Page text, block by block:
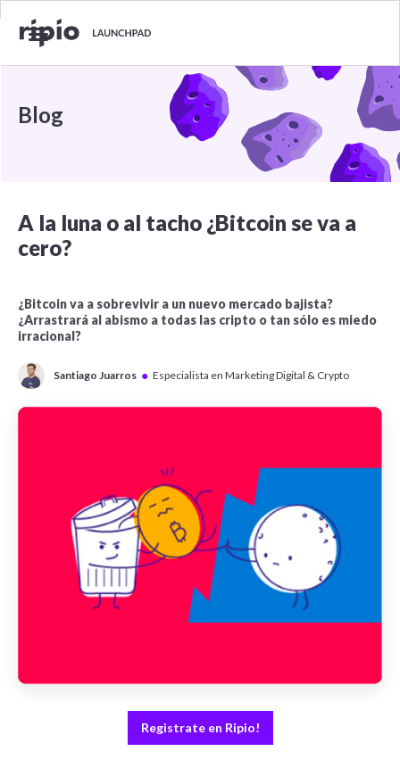
Blog
A la luna o al tacho ¿Bitcoin se va a
cero?
¿Bitcoin va a sobrevivir a un nuevo mercado bajista?
¿Arrastrará al abismo a todas las cripto o tan sólo es miedo
irracional?
Santiago Juarros ● Especialista en Marketing Digital & Crypto
Registrate en Ripio!